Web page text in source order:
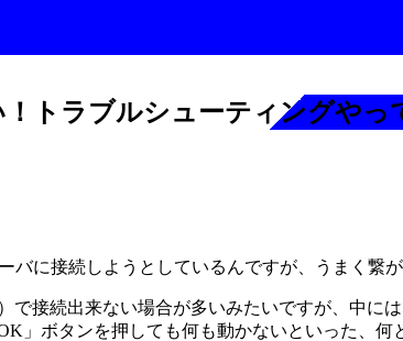
！トラブルシューティングやっ
バに接続しようとしているんですが、うまく繋
で接続出来ない場合が多いみたいですが、中に
」ボタンを押しても何も動かないといった、何